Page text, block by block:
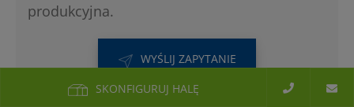
SKONFIGURUJ HALĘ
produkcyjna.
WYŚLIJ ZAPYTANIE